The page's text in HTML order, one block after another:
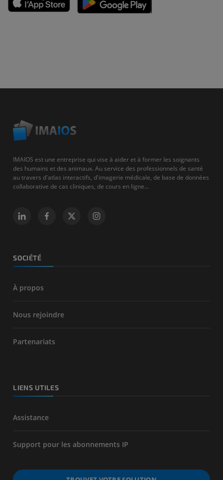
IMAIOS est une entreprise qui vise à aider et à former les soignants
des humains et des animaux. Au service des professionnels de santé
au travers d'atlas interactifs, d'imagerie médicale, de base de données
collaborative de cas cliniques, de cours en ligne...
SOCIÉTÉ
À propos
Nous rejoindre
Partenariats
LIENS UTILES
Assistance
Support pour les abonnements IP